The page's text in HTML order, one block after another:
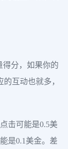
得分，如果你的
互动也就多，
击可能是0.5美
是0.1美金。差